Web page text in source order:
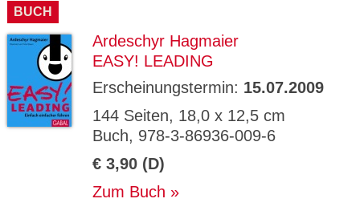
BUCH
Ardeschyr Hagmaier
EASY! LEADING
Erscheinungstermin: 15.07.2009
144 Seiten, 18,0 x 12,5 cm
Buch, 978-3-86936-009-6
€ 3,90 (D)
Zum Buch